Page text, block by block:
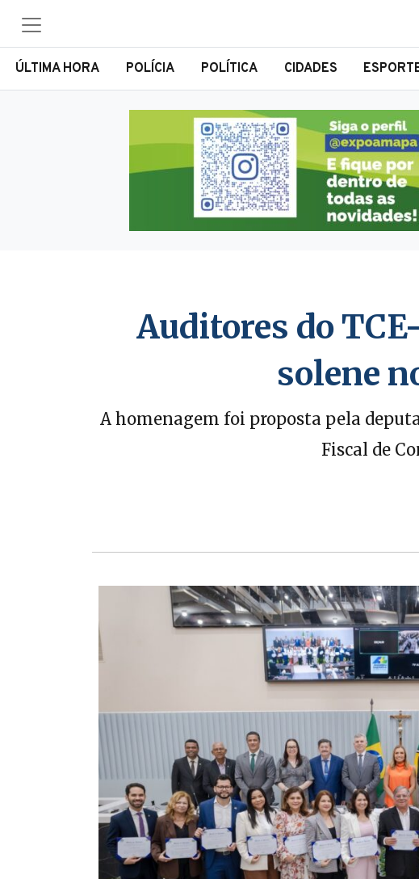
ÚLTIMA HORA POLÍCIA POLÍTICA CIDADES
Auditores do
solene
A homenagem foi proposta pela
Fiscal de